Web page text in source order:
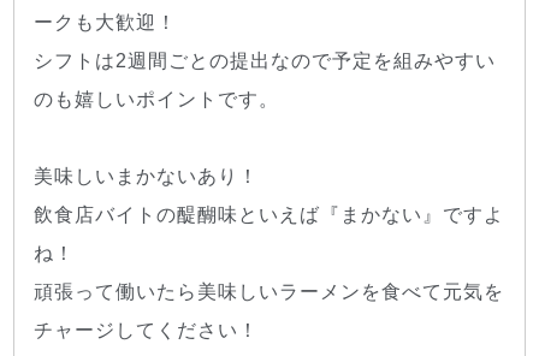
ークも大歓迎！
シフトは2週間ごとの提出なので予定を組みやすい
のも嬉しいポイントです。
美味しいまかないあり！
飲食店バイトの醍醐味といえば『まかない』ですよ
ね！
頑張って働いたら美味しいラーメンを食べて元気を
チャージしてください！